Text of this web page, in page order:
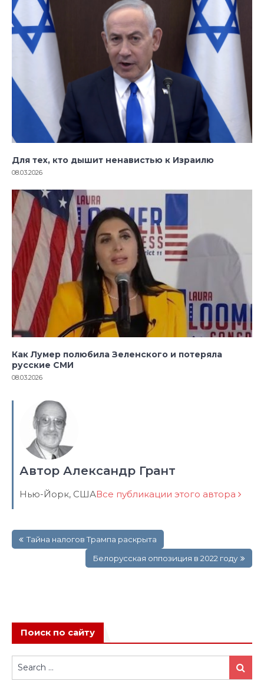
Для тех, кто дышит ненавистью к Израилю
08.03.2026
Как Лумер полюбила Зеленского и потеряла
русские СМИ
08.03.2026
Автор Александр Грант
Нью-Йорк, СШАВсе публикации этого автора
поТайна налогов Трампа раскрыта
Белорусская оппозиция в 2022 году
Поиск по сайту
for:
Search